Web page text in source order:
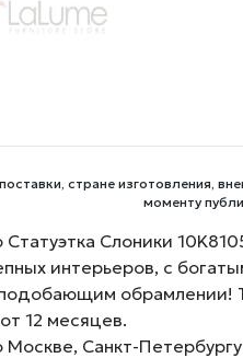
стране изготовления,
моменту
Слоники
интерьеров, с
обрамлении!
12 месяцев.
Санкт-